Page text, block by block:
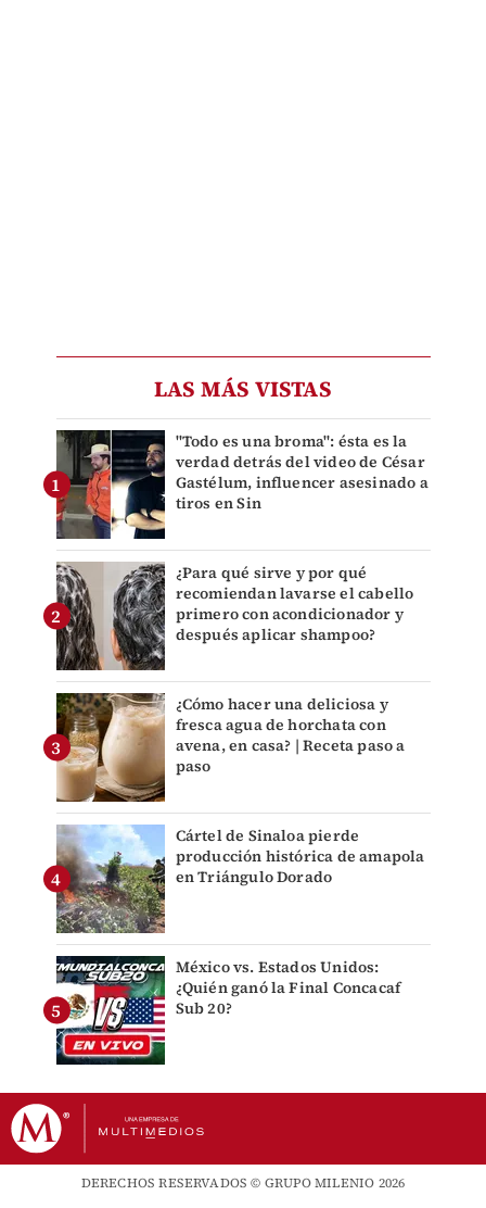
LAS MÁS VISTAS
"Todo es una broma": ésta es la
verdad detrás del video de César
Gastélum, influencer asesinado a
tiros en Sin
¿Para qué sirve y por qué
recomiendan lavarse el cabello
primero con acondicionador y
después aplicar shampoo?
¿Cómo hacer una deliciosa y
fresca agua de horchata con
avena, en casa? | Receta paso a
paso
Cártel de Sinaloa pierde
producción histórica de amapola
en Triángulo Dorado
México vs. Estados Unidos:
¿Quién ganó la Final Concacaf
Sub 20?
DERECHOS RESERVADOS © GRUPO MILENIO 2026